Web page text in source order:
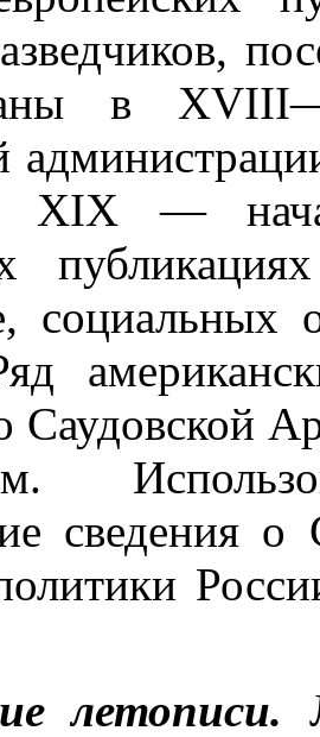
в XVIII
XIX —
социальных
Саудовской
сведения о
летописи.